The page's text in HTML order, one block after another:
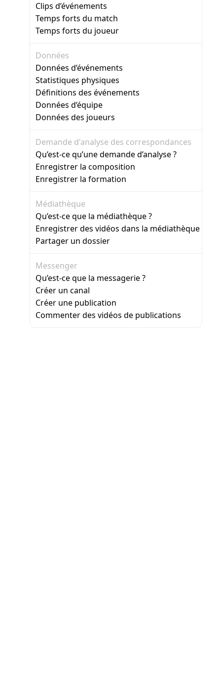
Clips d’événements
Temps forts du match
Temps forts du joueur
Données
Données d’événements
Statistiques physiques
Définitions des événements
Données d’équipe
Données des joueurs
Demande d'analyse des correspondances
Qu’est-ce qu’une demande d’analyse ?
Enregistrer la composition
Enregistrer la formation
Médiathèque
Qu’est-ce que la médiathèque ?
Enregistrer des vidéos dans la médiathèque
Partager un dossier
Messenger
Qu’est-ce que la messagerie ?
Créer un canal
Créer une publication
Commenter des vidéos de publications